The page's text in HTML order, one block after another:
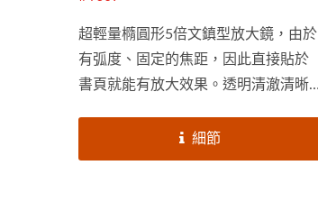
超輕量橢圓形5倍文鎮型放大鏡，由於
有弧度、固定的焦距，因此直接貼於
書頁就能有放大效果。透明清澈清晰
可以作為居家或辦公室裝飾擺設。俞
泰提供客製化服務，歡迎大量採購！
細節